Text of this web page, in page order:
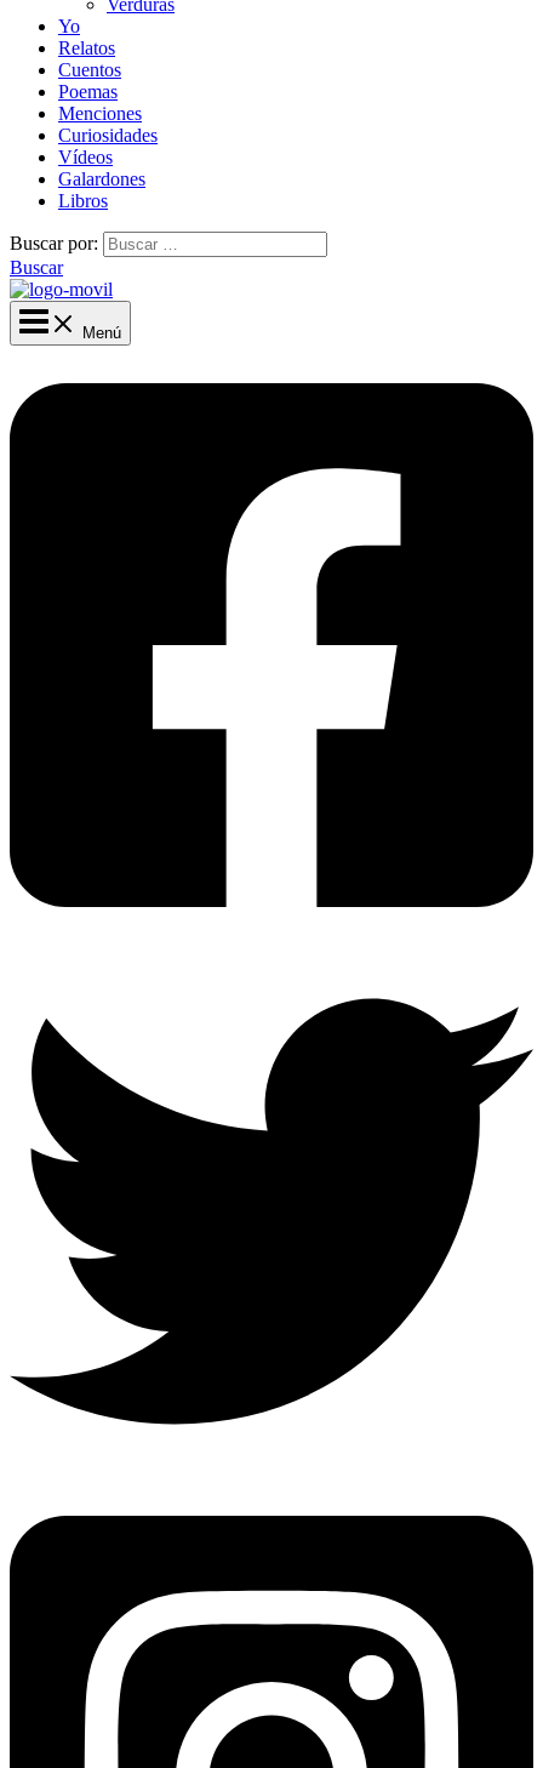
Verduras
Yo
Relatos
Cuentos
Poemas
Menciones
Curiosidades
Vídeos
Galardones
Libros
Buscar por:
Buscar
Menú